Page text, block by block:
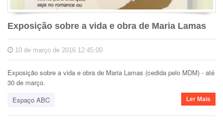
Exposição sobre a vida e obra de Maria Lamas
10 de março de 2016 12:45:00
Exposição sobre a vida e obra de Maria Lamas (cedida pelo MDM) - até
30 de março.
Espaço ABC
Ler Mais